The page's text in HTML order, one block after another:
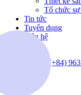
Tổ chức
Tin tức
Tuyển dụng
Liên hệ
(+84)